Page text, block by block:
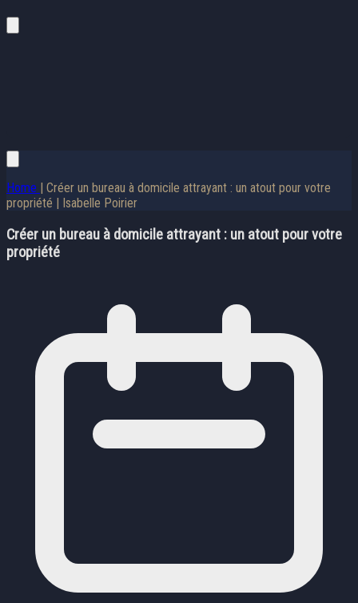
Home | Créer un bureau à domicile attrayant : un atout pour votre
propriété | Isabelle Poirier
Créer un bureau à domicile attrayant : un atout pour votre
propriété